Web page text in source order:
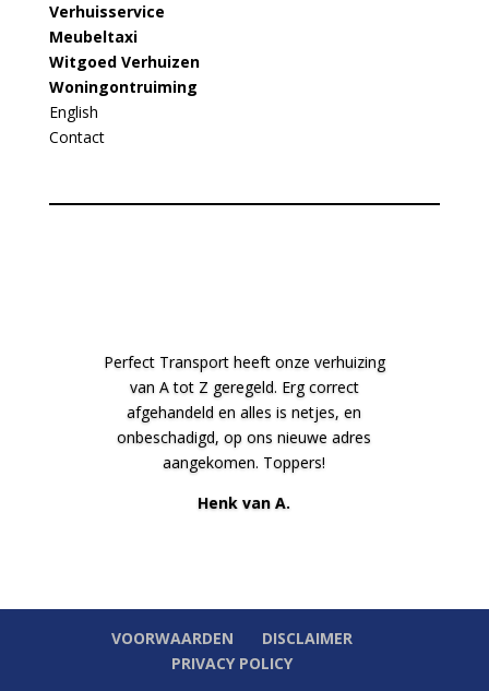
Verhuisservice
Meubeltaxi
Witgoed Verhuizen
Woningontruiming
English
Contact
Perfect Transport heeft onze verhuizing
van A tot Z geregeld. Erg correct
afgehandeld en alles is netjes, en
onbeschadigd, op ons nieuwe adres
aangekomen. Toppers!
Henk van A.
VOORWAARDEN
DISCLAIMER
PRIVACY POLICY